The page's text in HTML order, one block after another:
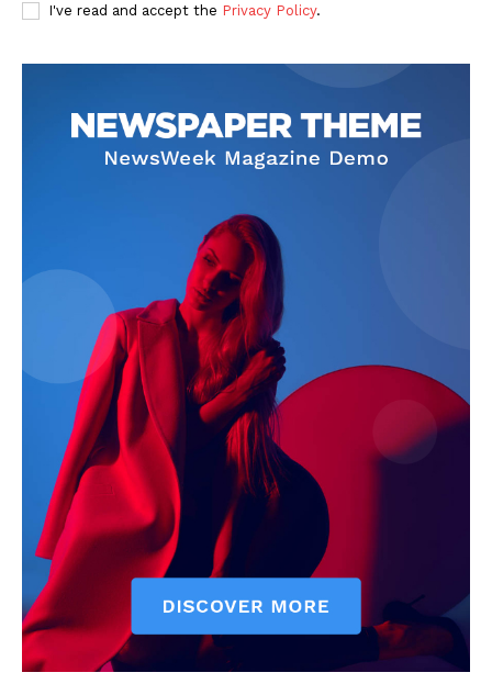
I've read and accept the Privacy Policy.